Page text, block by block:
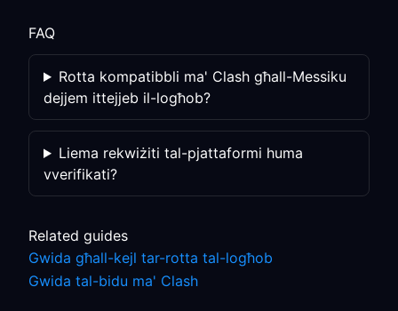
FAQ
Rotta kompatibbli ma' Clash għall-Messiku
dejjem ittejjeb il-logħob?
Liema rekwiżiti tal-pjattaformi huma
vverifikati?
Related guides
Gwida għall-kejl tar-rotta tal-logħob
Gwida tal-bidu ma' Clash